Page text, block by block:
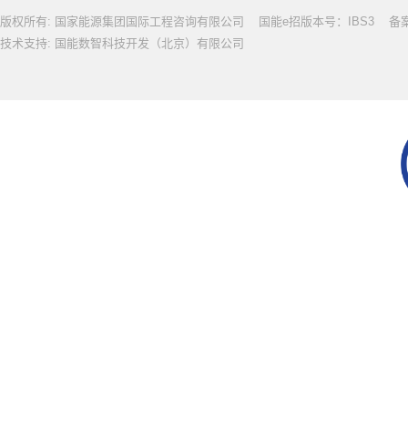
版权所有: 国家能源集团国际工程咨询有限公司 国能e招版本号：IBS3 备
技术支持: 国能数智科技开发（北京）有限公司